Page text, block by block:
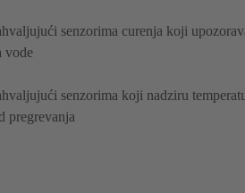
senzorima curenja koji
vode
senzorima koji nadziru
pregrevanja